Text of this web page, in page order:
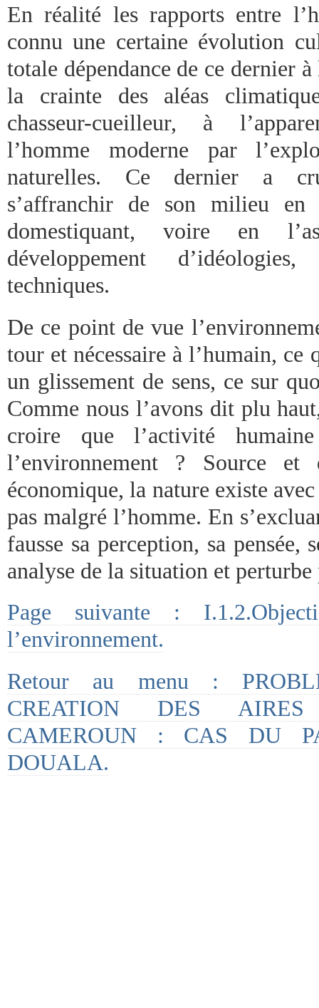
En réalité les rapports entre
connu une certaine évolution
totale dépendance de ce dernier
la crainte des aléas
chasseur-cueilleur, à
l’homme moderne par
naturelles. Ce dernier a
s’affranchir de son milieu
domestiquant, voire en
développement
techniques.
De ce point de vue
tour et nécessaire à l’humain,
un glissement de sens, ce sur
Comme nous l’avons dit plu
croire que l’activité
l’environnement ? Source et
économique, la nature existe
pas malgré l’homme. En
fausse sa perception, sa pensée,
analyse de la situation et
Page suivante :
l’environnement.
Retour au menu :
CREATION DES
CAMEROUN : CAS DU
DOUALA.